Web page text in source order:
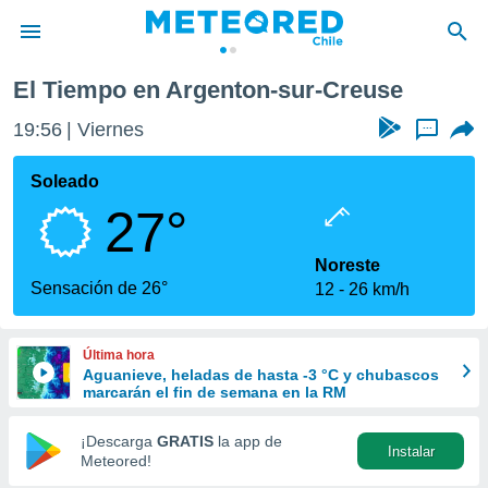
de
por
que se
calidad.
a este
las
y
forma
digital
basada
El Tiempo en Argenton-sur-Creuse
19:56 Viernes ...
Soleado
27°
Sensación de 26°
Noreste
12
26 km/h
Última hora
Aguanieve, heladas de hasta -3 °C y chubascos
marcarán el fin de semana en la RM
¡Descarga GRATIS la app de
Meteored!
Instalar